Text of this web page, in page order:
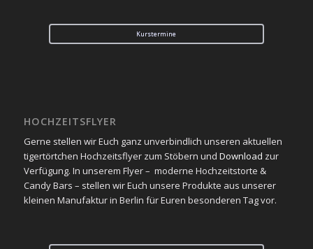
Kurstermine
HOCHZEITSFLYER
Gerne stellen wir Euch ganz unverbindlich unseren aktuellen
tigertörtchen Hochzeitsflyer zum Stöbern und Download zur
Verfügung. In unserem Flyer – moderne Hochzeitstorte &
Candy Bars – stellen wir Euch unsere Produkte aus unserer
kleinen Manufaktur in Berlin für Euren besonderen Tag vor.